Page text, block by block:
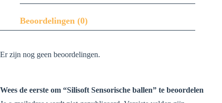
Beoordelingen (0)
Er zijn nog geen beoordelingen.
Wees de eerste om “Silisoft Sensorische ballen” te beoordelen